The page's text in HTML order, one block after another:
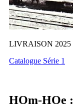
LIVRAISON 2025
Catalogue Série 1
HOm-HOe